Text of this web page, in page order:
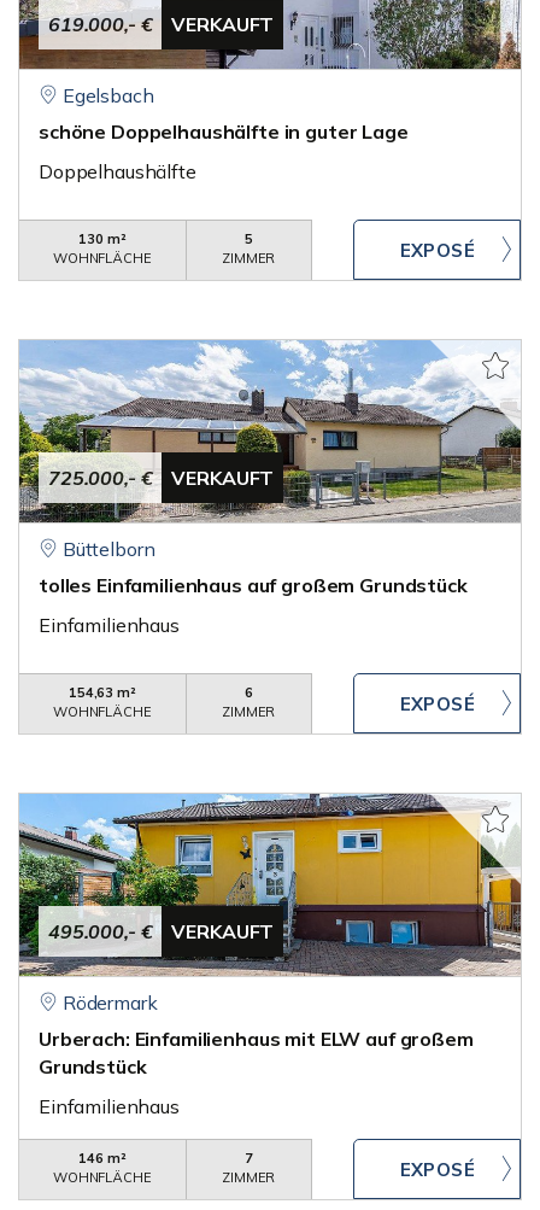
619.000,- € VERKAUFT
Egelsbach
schöne Doppelhaushälfte in guter Lage
Doppelhaushälfte
130 m²
WOHNFLÄCHE
5
ZIMMER
725.000,- € VERKAUFT
Büttelborn
tolles Einfamilienhaus auf großem Grundstück
Einfamilienhaus
154,63 m²
WOHNFLÄCHE
6
ZIMMER
495.000,- € VERKAUFT
Rödermark
Urberach: Einfamilienhaus mit ELW auf großem
Grundstück
Einfamilienhaus
146 m²
WOHNFLÄCHE
7
ZIMMER